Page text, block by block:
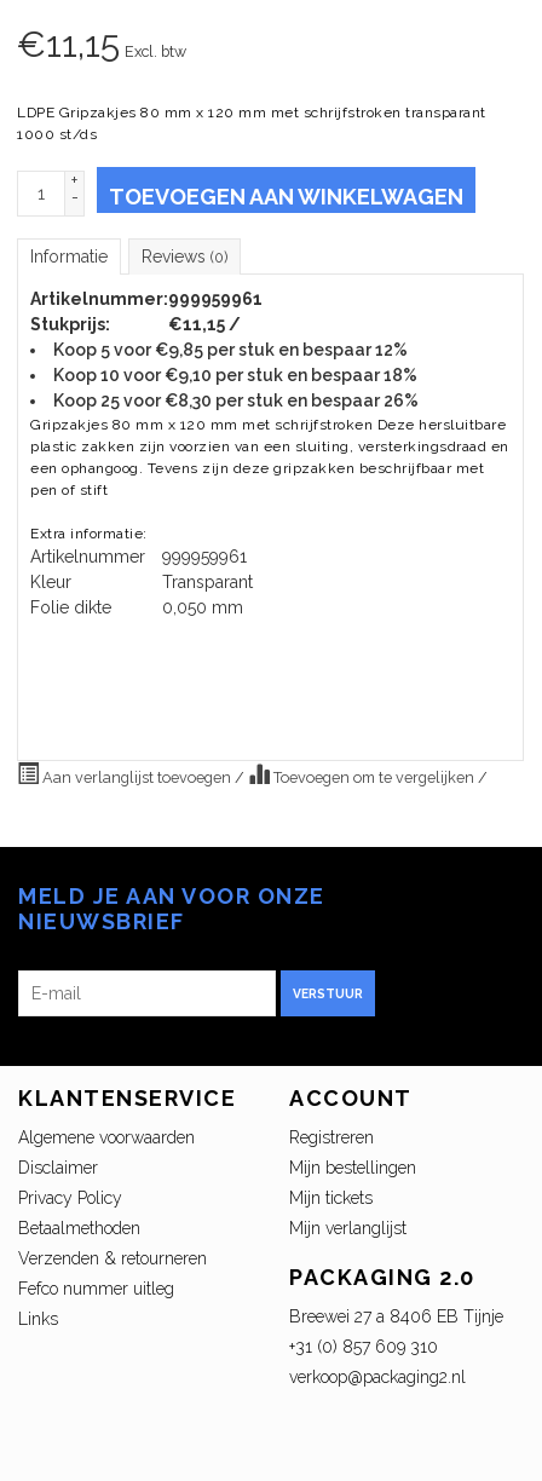
€11,15 Excl. btw
LDPE Gripzakjes 80 mm x 120 mm met schrijfstroken transparant
1000 st/ds
+
-
TOEVOEGEN AAN WINKELWAGEN
Informatie Reviews (0)
Artikelnummer:999959961
Stukprijs:
€11,15 /
Koop 5 voor €9,85 per stuk en bespaar 12%
Koop 10 voor €9,10 per stuk en bespaar 18%
Koop 25 voor €8,30 per stuk en bespaar 26%
Gripzakjes 80 mm x 120 mm met schrijfstroken Deze hersluitbare
plastic zakken zijn voorzien van een sluiting, versterkingsdraad en
een ophangoog. Tevens zijn deze gripzakken beschrijfbaar met
pen of stift
Extra informatie:
Artikelnummer
999959961
Kleur
Transparant
Folie dikte
0,050 mm
Aan verlanglijst toevoegen / Toevoegen om te vergelijken /
MELD JE AAN VOOR ONZE
NIEUWSBRIEF
VERSTUUR
KLANTENSERVICE
Algemene voorwaarden
Disclaimer
Privacy Policy
Betaalmethoden
Verzenden & retourneren
Fefco nummer uitleg
Links
ACCOUNT
Registreren
Mijn bestellingen
Mijn tickets
Mijn verlanglijst
PACKAGING 2.0
Breewei 27 a 8406 EB Tijnje
+31 (0) 857 609 310
verkoop@packaging2.nl